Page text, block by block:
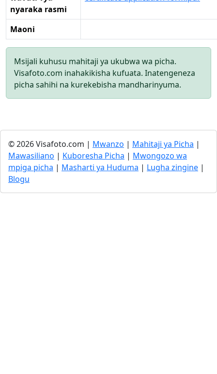
nyaraka rasmi
Maoni
Msijali kuhusu mahitaji ya ukubwa wa picha.
Visafoto.com inahakikisha kufuata. Inatengeneza
picha sahihi na kurekebisha mandharinyuma.
© 2026 Visafoto.com | Mwanzo | Mahitaji ya Picha |
Mawasiliano | Kuboresha Picha | Mwongozo wa
mpiga picha | Masharti ya Huduma | Lugha zingine |
Blogu